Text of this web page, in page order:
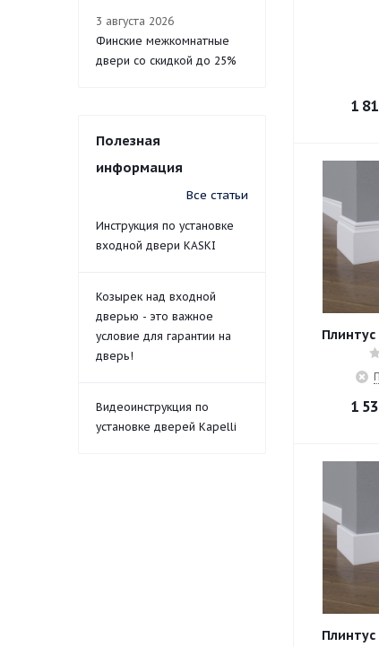
1
1
3 августа 2026
Финские межкомнатные
двери со скидкой до 25%
Полезная
информация
Все статьи
Инструкция по установке
входной двери KASKI
Козырек над входной
дверью - это важное
условие для гарантии на
дверь!
Видеоинструкция по
установке дверей Kapelli